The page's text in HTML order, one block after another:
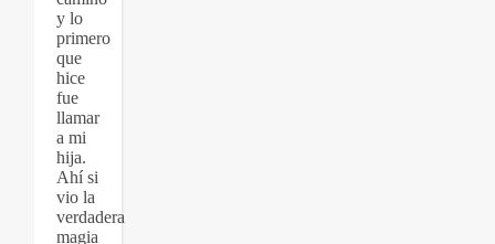
y lo
primero
que
hice
fue
llamar
a mi
hija.
Ahí si
vio la
verdadera
magia